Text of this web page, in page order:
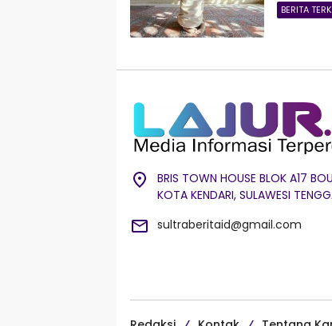
BERITA
BRIS TOWN HOUSE BLOK A17
KOTA KENDARI, SULAWESI
sultraberitaid@gmail.com